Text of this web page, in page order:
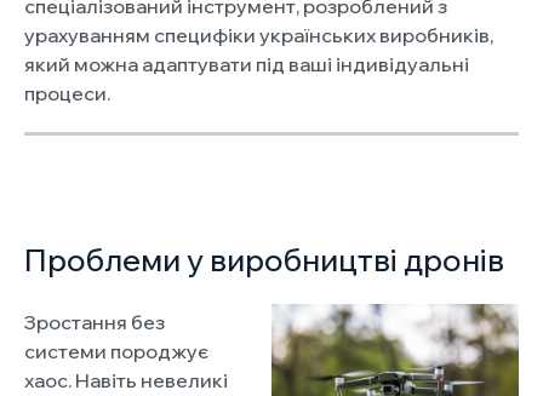
спеціалізований інструмент, розроблений з
урахуванням специфіки українських виробників,
який можна адаптувати під ваші індивідуальні
процеси.
Проблеми у виробництві дронів
Зростання без
системи породжує
хаос. Навіть невеликі